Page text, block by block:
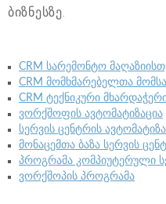
ბიზნესზე.
CRM სარემონტო
CRM მომხმარებელთა
CRM ტექნიკური
ვორქშოფის ავტომატიზაცია
სერვის ცენტრის
მონაცემთა ბაზა სერვის
პროგრამა კომპიუტერული
ვორქშოპის პროგრამა